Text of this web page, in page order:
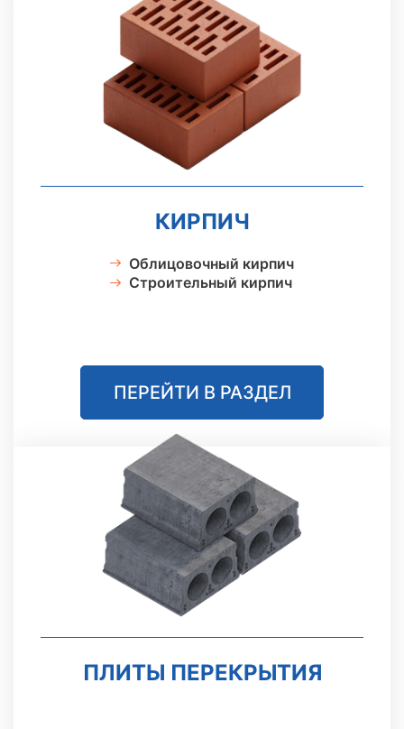
КИРПИЧ
Облицовочный кирпич
Строительный кирпич
ПЕРЕЙТИ В РАЗДЕЛ
ПЛИТЫ ПЕРЕКРЫТИЯ